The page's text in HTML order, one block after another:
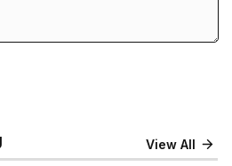
View All